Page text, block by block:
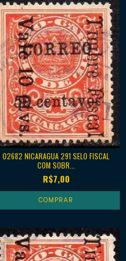
02682 NICARAGUA 291 SELO FISCAL
COM SOBR...
R$7,00